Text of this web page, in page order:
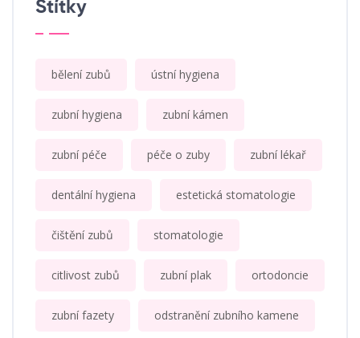
Štítky
bělení zubů ústní hygiena
zubní hygiena zubní kámen
zubní péče péče o zuby zubní lékař
dentální hygiena estetická stomatologie
čištění zubů stomatologie
citlivost zubů zubní plak ortodoncie
zubní fazety odstranění zubního kamene